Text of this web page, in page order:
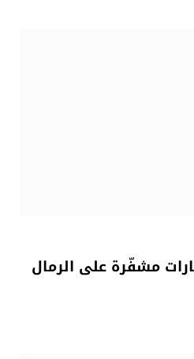
مشفّرة على الرمال